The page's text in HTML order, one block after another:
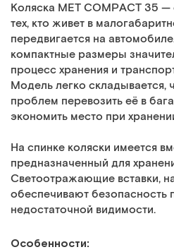
Коляска MET COMPACT 35
тех, кто живет в
передвигается на
компактные размеры
процесс хранения и
Модель легко складывается,
проблем перевозить её в
экономить место при
На спинке коляски имеется
предназначенный для
Светоотражающие вставки,
обеспечивают безопасность
недостаточной видимости.
Особенности: